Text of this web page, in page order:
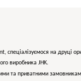
спеціалізуємося на друці
виробника JHK.
та приватними